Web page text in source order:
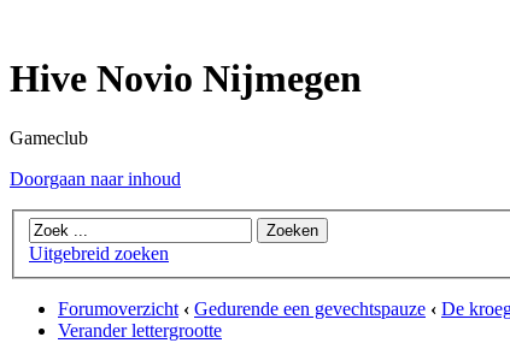
Hive Novio Nijmegen
Gameclub
Doorgaan naar inhoud
Uitgebreid zoeken
Forumoverzicht ‹ Gedurende een gevechtspauze ‹ De
Verander lettergrootte